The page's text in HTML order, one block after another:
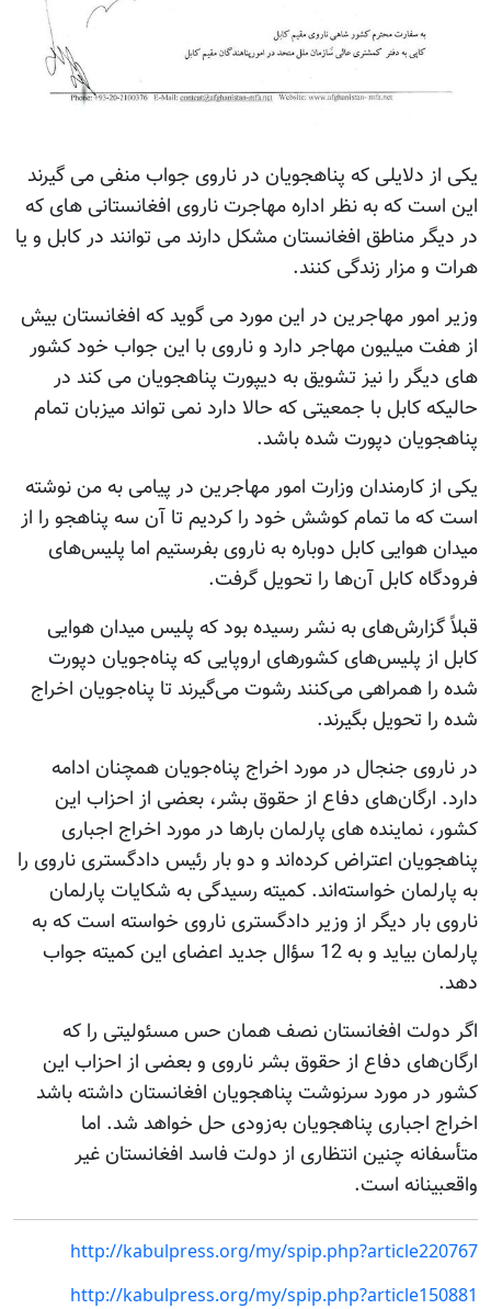
یکی از دلایلی که پناهجویان در ناروی جواب منفی می گیرند
این است که به نظر اداره مهاجرت ناروی افغانستانی های که
در دیگر مناطق افغانستان مشکل دارند می توانند در کابل و یا
هرات و مزار زندگی کنند.
وزیر امور مهاجرین در این مورد می گوید که افغانستان بیش
از هفت میلیون مهاجر دارد و ناروی با این جواب خود کشور
های دیگر را نیز تشویق به دیپورت پناهجویان می کند در
حالیکه کابل با جمعیتی که حالا دارد نمی تواند میزبان تمام
پناهجویان دپورت شده باشد.
یکی از کارمندان وزارت امور مهاجرین در پیامی به من نوشته
است که ما تمام کوشش خود را کردیم تا آن سه پناهجو را از
میدان هوایی کابل دوباره به ناروی بفرستیم اما پلیس‌های
فرودگاه کابل آن‌ها را تحویل گرفت.
قبلاً گزارش‌های به نشر رسیده بود که پلیس میدان هوایی
کابل از پلیس‌های کشورهای اروپایی که پناه‌جویان دپورت
شده را همراهی می‌کنند رشوت می‌گیرند تا پناه‌جویان اخراج
شده را تحویل بگیرند.
در ناروی جنجال در مورد اخراج پناه‌جویان همچنان ادامه
دارد. ارگان‌های دفاع از حقوق بشر، بعضی از احزاب این
کشور، نماینده‌ های پارلمان بارها در مورد اخراج اجباری
پناهجویان اعتراض کرده‌اند و دو بار رئیس دادگستری ناروی را
به پارلمان خواسته‌اند. کمیته رسیدگی به شکایات پارلمان
ناروی بار دیگر از وزیر دادگستری ناروی خواسته است که به
پارلمان بیاید و به 12 سؤال جدید اعضای این کمیته جواب
دهد.
اگر دولت افغانستان نصف همان حس مسئولیتی را که
ارگان‌های دفاع از حقوق بشر ناروی و بعضی از احزاب این
کشور در مورد سرنوشت پناهجویان افغانستان داشته باشد
اخراج اجباری پناهجویان به‌زودی حل خواهد شد. اما
متأسفانه چنین انتظاری از دولت فاسد افغانستان غیر
واقعبینانه است.
http://kabulpress.org/my/spip.php?article220767
http://kabulpress.org/my/spip.php?article150881